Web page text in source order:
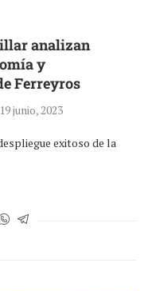
analizan
y
Ferreyros
19 junio, 2023
exitoso de la